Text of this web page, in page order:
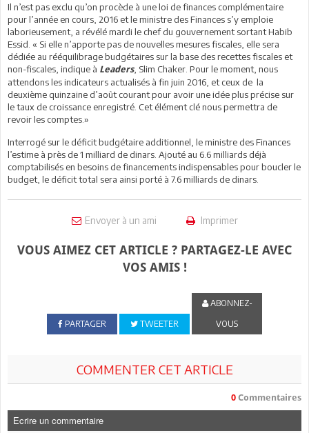
Il n’est pas exclu qu’on procède à une loi de finances complémentaire
pour l’année en cours, 2016 et le ministre des Finances s’y emploie
laborieusement, a révélé mardi le chef du gouvernement sortant Habib
Essid. « Si elle n’apporte pas de nouvelles mesures fiscales, elle sera
dédiée au rééquilibrage budgétaires sur la base des recettes fiscales et
non-fiscales, indique à Leaders, Slim Chaker. Pour le moment, nous
attendons les indicateurs actualisés à fin juin 2016, et ceux de la
deuxième quinzaine d’août courant pour avoir une idée plus précise sur
le taux de croissance enregistré. Cet élément clé nous permettra de
revoir les comptes.»
Interrogé sur le déficit budgétaire additionnel, le ministre des Finances
l’estime à près de 1 milliard de dinars. Ajouté au 6.6 milliards déjà
comptabilisés en besoins de financements indispensables pour boucler le
budget, le déficit total sera ainsi porté à 7.6 milliards de dinars.
Envoyer à un ami Imprimer
VOUS AIMEZ CET ARTICLE ? PARTAGEZ-LE AVEC
VOS AMIS !
PARTAGER TWEETER
ABONNEZ-
VOUS
COMMENTER CET ARTICLE
0 Commentaires
Ecrire un commentaire